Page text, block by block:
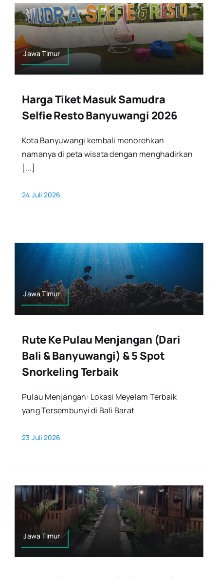
Jawa Timur
Harga Tiket Masuk Samudra
Selfie Resto Banyuwangi 2026
Kota Banyuwangi kembali menorehkan
namanya di peta wisata dengan menghadirkan
[...]
24 Juli 2026
Jawa Timur
Rute Ke Pulau Menjangan (dari
Bali & Banyuwangi) & 5 Spot
Snorkeling Terbaik
Pulau Menjangan: Lokasi Meyelam Terbaik
yang Tersembunyi di Bali Barat
23 Juli 2026
Jawa Timur